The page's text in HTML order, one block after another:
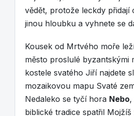
vědět, protože leckdy přidají
jinou hloubku a vyhnete se
Kousek od Mrtvého moře
město proslulé byzantskými
kostele svatého Jiří najdete
mozaikovou mapu Svaté
Nedaleko se tyčí hora Nebo,
biblické tradice spatřil